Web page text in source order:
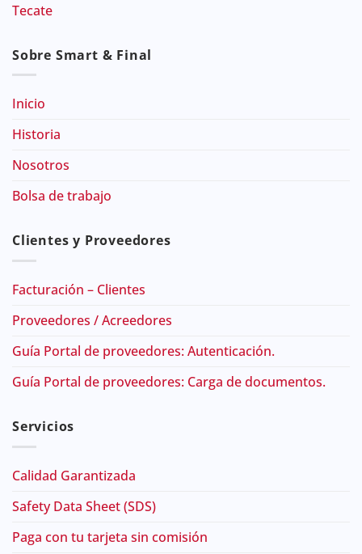
Tecate
Sobre Smart & Final
Inicio
Historia
Nosotros
Bolsa de trabajo
Clientes y Proveedores
Facturación – Clientes
Proveedores / Acreedores
Guía Portal de proveedores: Autenticación.
Guía Portal de proveedores: Carga de documentos.
Servicios
Calidad Garantizada
Safety Data Sheet (SDS)
Paga con tu tarjeta sin comisión